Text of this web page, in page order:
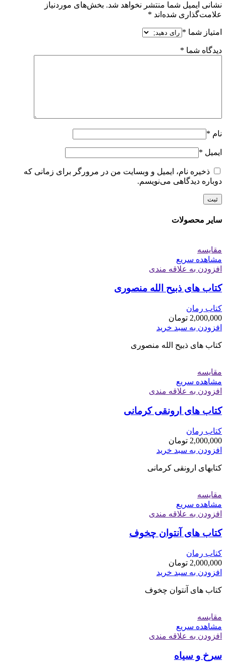
نشانی ایمیل شما منتشر نخواهد شد. بخش‌های موردنیاز
علامت‌گذاری شده‌اند *
امتیاز شما *
دیدگاه شما *
نام *
ایمیل *
ذخیره نام، ایمیل و وبسایت من در مرورگر برای زمانی که
دوباره دیدگاهی می‌نویسم.
سایر محصولات
مقایسه
مشاهده سریع
افزودن به علاقه مندی
کتاب های ذبیح الله منصوری
کتاب رمان
2,000,000 تومان
افزودن به سبد خرید
کتاب های ذبیح الله منصوری
مقایسه
مشاهده سریع
افزودن به علاقه مندی
کتاب های ارونقی کرمانی
کتاب رمان
2,000,000 تومان
افزودن به سبد خرید
کتابهای ارونقی کرمانی
مقایسه
مشاهده سریع
افزودن به علاقه مندی
کتاب های آنتوان چخوف
کتاب رمان
2,000,000 تومان
افزودن به سبد خرید
کتاب های آنتوان چخوف
مقایسه
مشاهده سریع
افزودن به علاقه مندی
سرخ و سیاه